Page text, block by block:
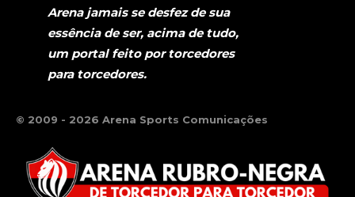
Arena jamais se desfez de sua
essência de ser, acima de tudo,
um portal feito por torcedores
para torcedores.
© 2009 - 2026 Arena Sports Comunicações